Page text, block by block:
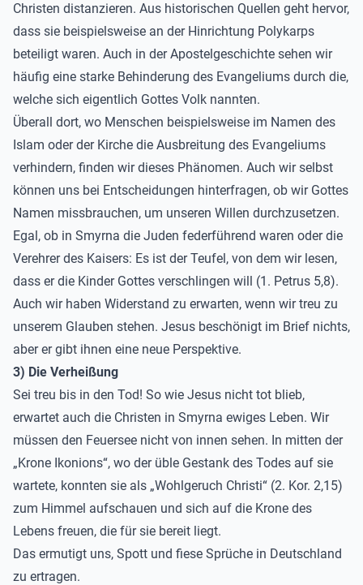
Christen distanzieren. Aus historischen Quellen geht hervor,
dass sie beispielsweise an der Hinrichtung Polykarps
beteiligt waren. Auch in der Apostelgeschichte sehen wir
häufig eine starke Behinderung des Evangeliums durch die,
welche sich eigentlich Gottes Volk nannten.
Überall dort, wo Menschen beispielsweise im Namen des
Islam oder der Kirche die Ausbreitung des Evangeliums
verhindern, finden wir dieses Phänomen. Auch wir selbst
können uns bei Entscheidungen hinterfragen, ob wir Gottes
Namen missbrauchen, um unseren Willen durchzusetzen.
Egal, ob in Smyrna die Juden federführend waren oder die
Verehrer des Kaisers: Es ist der Teufel, von dem wir lesen,
dass er die Kinder Gottes verschlingen will (1. Petrus 5,8).
Auch wir haben Widerstand zu erwarten, wenn wir treu zu
unserem Glauben stehen. Jesus beschönigt im Brief nichts,
aber er gibt ihnen eine neue Perspektive.
3) Die Verheißung
Sei treu bis in den Tod! So wie Jesus nicht tot blieb,
erwartet auch die Christen in Smyrna ewiges Leben. Wir
müssen den Feuersee nicht von innen sehen. In mitten der
„Krone Ikonions“, wo der üble Gestank des Todes auf sie
wartete, konnten sie als „Wohlgeruch Christi“ (2. Kor. 2,15)
zum Himmel aufschauen und sich auf die Krone des
Lebens freuen, die für sie bereit liegt.
Das ermutigt uns, Spott und fiese Sprüche in Deutschland
zu ertragen.